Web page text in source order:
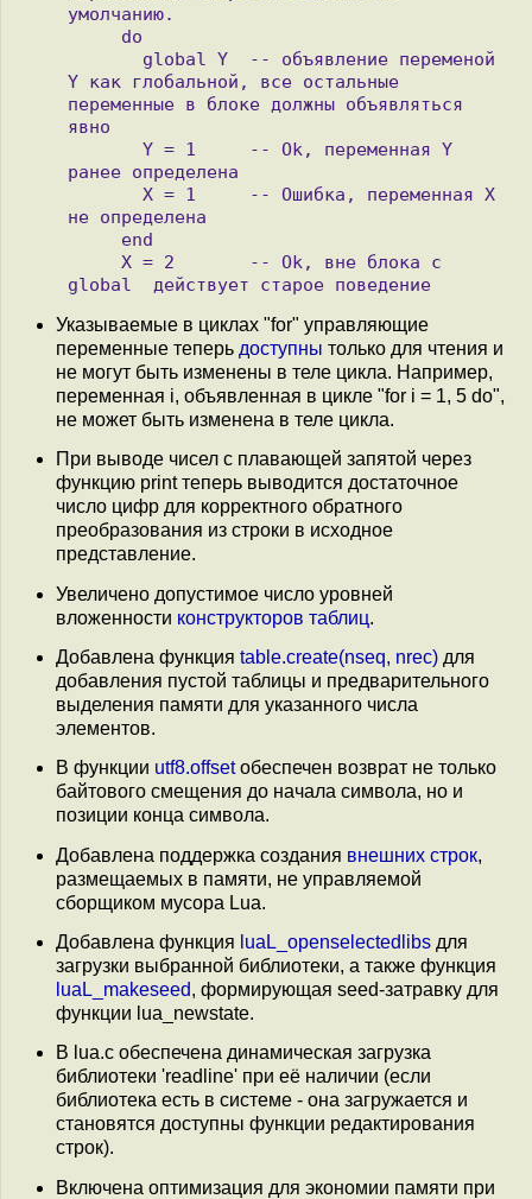
умолчанию.
Y как глобальной, все остальные
переменные в блоке должны объявляться
явно
ранее определена
не определена
Указываемые в циклах "for" управляющие
переменные теперь доступны только для чтения и
не могут быть изменены в теле цикла. Например,
переменная i, объявленная в цикле "for i = 1, 5 do",
не может быть изменена в теле цикла.
При выводе чисел с плавающей запятой через
функцию print теперь выводится достаточное
число цифр для корректного обратного
преобразования из строки в исходное
представление.
Увеличено допустимое число уровней
вложенности конструкторов таблиц.
Добавлена функция table.create(nseq, nrec) для
добавления пустой таблицы и предварительного
выделения памяти для указанного числа
элементов.
В функции utf8.offsetобеспечен возврат не только
байтового смещения до начала символа, но и
позиции конца символа.
Добавлена поддержка создания внешних строк,
размещаемых в памяти, не управляемой
сборщиком мусора Lua.
Добавлена функция luaL_openselectedlibs для
загрузки выбранной библиотеки, а также функция
luaL_makeseed, формирующая seed-затравку для
функции lua_newstate.
В lua.c обеспечена динамическая загрузка
библиотеки 'readline' при её наличии (если
библиотека есть в системе - она загружается и
становятся доступны функции редактирования
строк).
Включена оптимизация для экономии памяти при